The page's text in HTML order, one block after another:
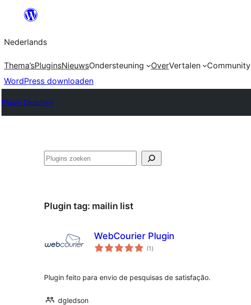
de
inhoud
Nederlands
Thema’sPluginsNieuwsOndersteuning OverVertalen Community
WordPress downloaden
Plugin Directory
Zoeken
Plugin tag: mailin list
WebCourier Plugin
(1 totaal
waarderingen
)
Plugin feito para envio de pesquisas de satisfação.
dgledson